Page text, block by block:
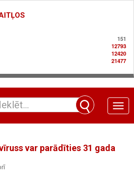
151
12793
12420
21477
Toggle
var parādīties 31 gada